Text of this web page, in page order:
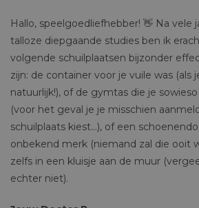
Hallo, speelgoedliefhebber! 👋 Na vele
talloze diepgaande studies ben ik
volgende schuilplaatsen bijzonder
zijn: de container voor je vuile was (als
natuurlijk!), of de gymtas die je
(voor het geval je je misschien
schuilplaats kiest…), of een
onbekend merk (niemand zal die ooit
zelfs in een kluisje aan de muur
echter niet).